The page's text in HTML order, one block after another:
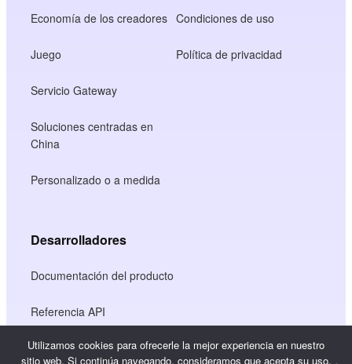
Economía de los creadores
Juego
Servicio Gateway
Soluciones centradas en
China
Personalizado o a medida
Condiciones de uso
Política de privacidad
Desarrolladores
Documentación del producto
Referencia API
Referencia JS SDK
Utilizamos cookies para ofrecerle la mejor experiencia en nuestro
sitio web. Si continúa navegando, consideramos que acepta su uso.